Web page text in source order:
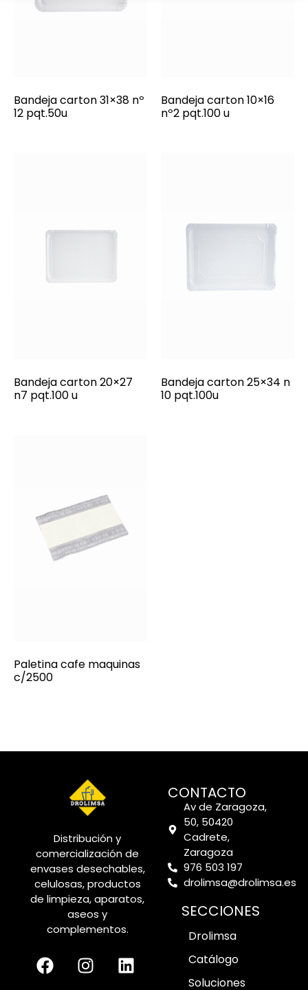
Bandeja carton 31×38 nº
12 pqt.50u
Bandeja carton 10×16
nº2 pqt.100 u
Bandeja carton 20×27
n7 pqt.100 u
Bandeja carton 25×34 n
10 pqt.100u
Paletina cafe maquinas
c/2500
Distribución y
comercialización de
envases desechables,
celulosas, productos
de limpieza, aparatos,
aseos y
complementos.
CONTACTO
Av de Zaragoza,
50, 50420
Cadrete,
Zaragoza
976 503 197
drolimsa@drolimsa.es
SECCIONES
Drolimsa
Catálogo
Soluciones